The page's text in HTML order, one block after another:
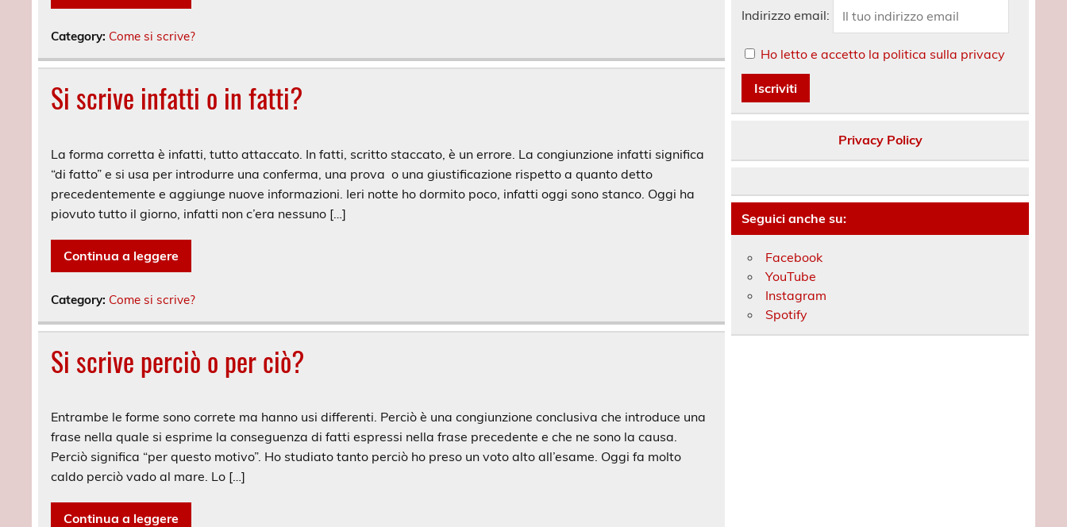
Category: Come si scrive?
Si scrive infatti o in fatti?
La forma corretta è infatti, tutto attaccato. In fatti, scritto staccato, è un errore. La congiunzione infatti significa
“di fatto” e si usa per introdurre una conferma, una prova o una giustificazione rispetto a quanto detto
precedentemente e aggiunge nuove informazioni. Ieri notte ho dormito poco, infatti oggi sono stanco. Oggi ha
piovuto tutto il giorno, infatti non c’era nessuno […]
Continua a leggere
Category: Come si scrive?
Si scrive perciò o per ciò?
Entrambe le forme sono correte ma hanno usi differenti. Perciò è una congiunzione conclusiva che introduce una
frase nella quale si esprime la conseguenza di fatti espressi nella frase precedente e che ne sono la causa.
Perciò significa “per questo motivo”. Ho studiato tanto perciò ho preso un voto alto all’esame. Oggi fa molto
caldo perciò vado al mare. Lo […]
Continua a leggere
Indirizzo email:
Ho letto e accetto la politica sulla privacy
Privacy Policy
Seguici anche su:
Facebook
YouTube
Instagram
Spotify